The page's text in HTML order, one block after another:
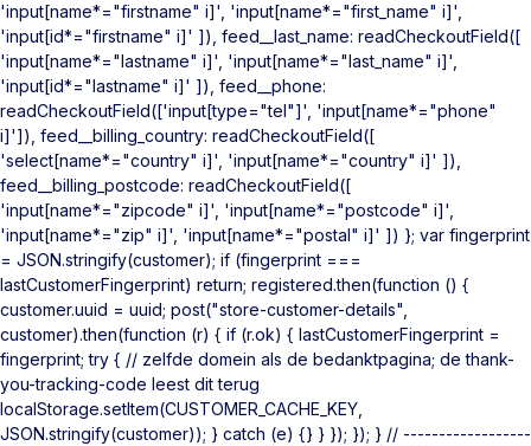
'input[name*="firstname" i]', 'input[name*="first_name" i]',
'input[id*="firstname" i]' ]), feed__last_name: readCheckoutField([
'input[name*="lastname" i]', 'input[name*="last_name" i]',
'input[id*="lastname" i]' ]), feed__phone:
readCheckoutField(['input[type="tel"]', 'input[name*="phone"
i]']), feed__billing_country: readCheckoutField([
'select[name*="country" i]', 'input[name*="country" i]' ]),
feed__billing_postcode: readCheckoutField([
'input[name*="zipcode" i]', 'input[name*="postcode" i]',
'input[name*="zip" i]', 'input[name*="postal" i]' ]) }; var fingerprint
= JSON.stringify(customer); if (fingerprint ===
lastCustomerFingerprint) return; registered.then(function () {
customer.uuid = uuid; post("store-customer-details",
customer).then(function (r) { if (r.ok) { lastCustomerFingerprint =
fingerprint; try { // zelfde domein als de bedanktpagina; de thank-
you-tracking-code leest dit terug
localStorage.setItem(CUSTOMER_CACHE_KEY,
JSON.stringify(customer)); } catch (e) {} } }); }); } // ------------------